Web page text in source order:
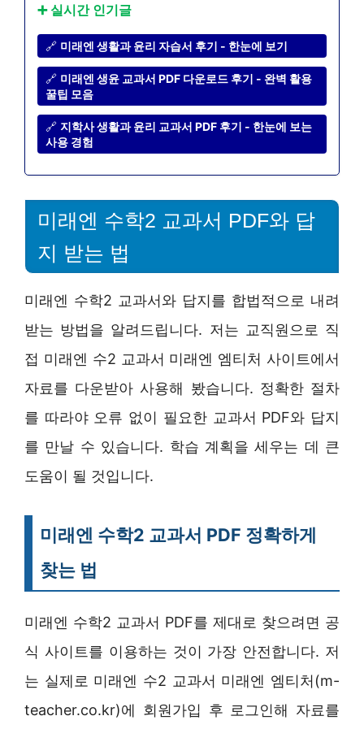
➕ 실시간 인기글
🔗 미래엔 생활과 윤리 자습서 후기 - 한눈에 보기
🔗 미래엔 생윤 교과서 PDF 다운로드 후기 - 완벽 활용
꿀팁 모음
🔗 지학사 생활과 윤리 교과서 PDF 후기 - 한눈에 보는
사용 경험
미래엔 수학2 교과서 PDF와 답
지 받는 법
미래엔 수학2 교과서와 답지를 합법적으로 내려
받는 방법을 알려드립니다. 저는 교직원으로 직
접 미래엔 수2 교과서 미래엔 엠티처 사이트에서
자료를 다운받아 사용해 봤습니다. 정확한 절차
를 따라야 오류 없이 필요한 교과서 PDF와 답지
를 만날 수 있습니다. 학습 계획을 세우는 데 큰
도움이 될 것입니다.
미래엔 수학2 교과서 PDF 정확하게
찾는 법
미래엔 수학2 교과서 PDF를 제대로 찾으려면 공
식 사이트를 이용하는 것이 가장 안전합니다. 저
는 실제로 미래엔 수2 교과서 미래엔 엠티처(m-
teacher.co.kr)에 회원가입 후 로그인해 자료를